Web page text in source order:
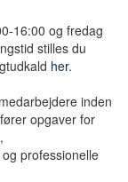
16:00 og fredag
stilles du
her.
inden
opgaver for
professionelle